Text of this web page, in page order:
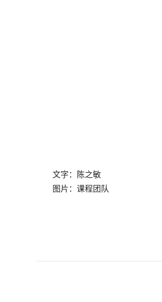
文字 ：
陈之敏
图片 ： 课程团队